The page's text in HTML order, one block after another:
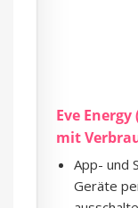
Eve
mit
App- und
Geräte